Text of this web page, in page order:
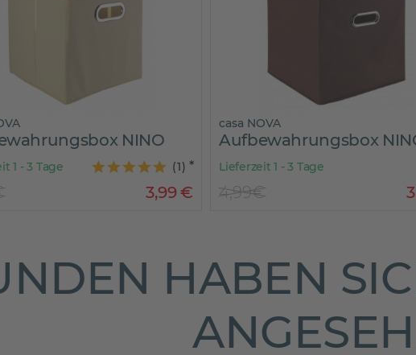
NINO
1 - 3 Tage (1)
3,99€
casa NOVA
Aufbewahrungsbox
Lieferzeit 1 - 3 Tage
3
4,99€
HABEN